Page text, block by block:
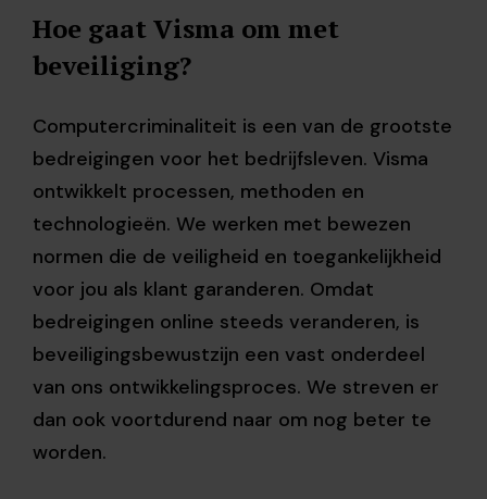
Hoe gaat Visma om met
beveiliging?
Computercriminaliteit is een van de grootste
bedreigingen voor het bedrijfsleven. Visma
ontwikkelt processen, methoden en
technologieën. We werken met bewezen
normen die de veiligheid en toegankelijkheid
voor jou als klant garanderen. Omdat
bedreigingen online steeds veranderen, is
beveiligingsbewustzijn een vast onderdeel
van ons ontwikkelingsproces. We streven er
dan ook voortdurend naar om nog beter te
worden.